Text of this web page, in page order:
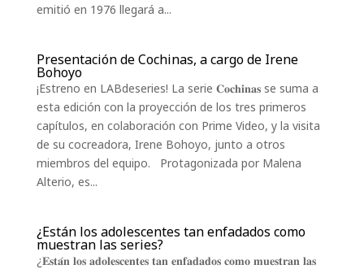
emitió en 1976 llegará a...
Presentación de Cochinas, a cargo de Irene
Bohoyo
¡Estreno en LABdeseries! La serie 𝐂𝐨𝐜𝐡𝐢𝐧𝐚𝐬 se suma a
esta edición con la proyección de los tres primeros
capítulos, en colaboración con Prime Video, y la visita
de su cocreadora, Irene Bohoyo, junto a otros
miembros del equipo. Protagonizada por Malena
Alterio, es...
¿Están los adolescentes tan enfadados como
muestran las series?
¿𝐄𝐬𝐭𝐚́𝐧 𝐥𝐨𝐬 𝐚𝐝𝐨𝐥𝐞𝐬𝐜𝐞𝐧𝐭𝐞𝐬 𝐭𝐚𝐧 𝐞𝐧𝐟𝐚𝐝𝐚𝐝𝐨𝐬 𝐜𝐨𝐦𝐨 𝐦𝐮𝐞𝐬𝐭𝐫𝐚𝐧 𝐥𝐚𝐬